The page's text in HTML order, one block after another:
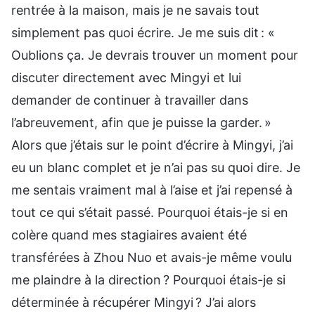
rentrée à la maison, mais je ne savais tout
simplement pas quoi écrire. Je me suis dit : «
Oublions ça. Je devrais trouver un moment pour
discuter directement avec Mingyi et lui
demander de continuer à travailler dans
l’abreuvement, afin que je puisse la garder. »
Alors que j’étais sur le point d’écrire à Mingyi, j’ai
eu un blanc complet et je n’ai pas su quoi dire. Je
me sentais vraiment mal à l’aise et j’ai repensé à
tout ce qui s’était passé. Pourquoi étais-je si en
colère quand mes stagiaires avaient été
transférées à Zhou Nuo et avais-je même voulu
me plaindre à la direction ? Pourquoi étais-je si
déterminée à récupérer Mingyi ? J’ai alors